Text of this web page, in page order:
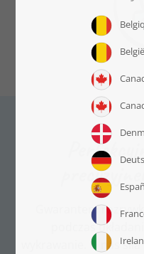
Gwarantem
podczas
wykrawanie. U nas